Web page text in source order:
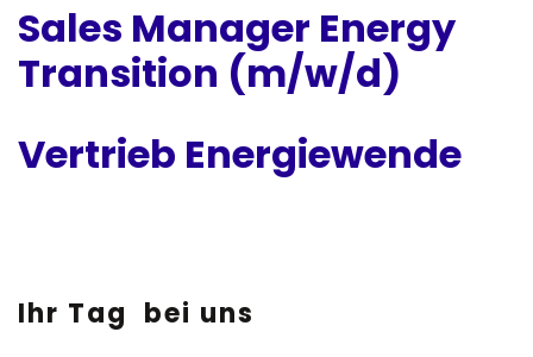
Sales Manager Energy
Transition (m/w/d)
Vertrieb Energiewende
Ihr Tag bei uns